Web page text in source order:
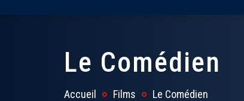
Le Comédien
Accueil Films Le Comédien